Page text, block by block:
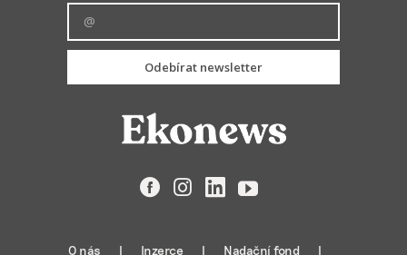
Odebírat newsletter
FacebookInstagramLinkedIn
YouTube
O nás Inzerce Nadační fond